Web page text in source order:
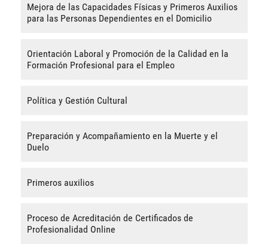
Mejora de las Capacidades Físicas y Primeros Auxilios
para las Personas Dependientes en el Domicilio
Orientación Laboral y Promoción de la Calidad en la
Formación Profesional para el Empleo
Política y Gestión Cultural
Preparación y Acompañamiento en la Muerte y el
Duelo
Primeros auxilios
Proceso de Acreditación de Certificados de
Profesionalidad Online